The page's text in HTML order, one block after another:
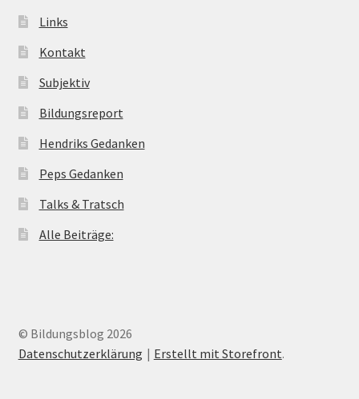
Links
Kontakt
Subjektiv
Bildungsreport
Hendriks Gedanken
Peps Gedanken
Talks & Tratsch
Alle Beiträge:
© Bildungsblog 2026
Datenschutzerklärung
Erstellt mit Storefront.